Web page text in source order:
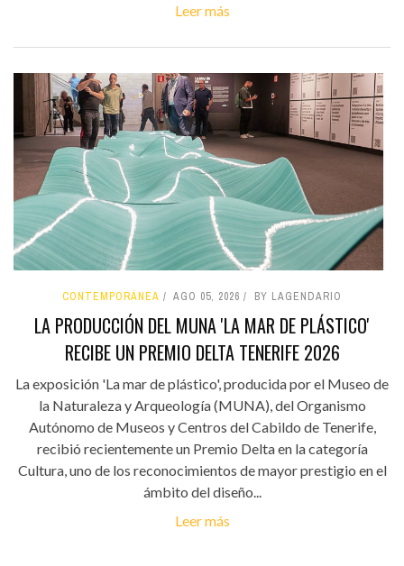
Leer más
CONTEMPORÁNEA AGO 05, 2026 BY LAGENDARIO
LA PRODUCCIÓN DEL MUNA 'LA MAR DE PLÁSTICO'
RECIBE UN PREMIO DELTA TENERIFE 2026
La exposición 'La mar de plástico', producida por el Museo de
la Naturaleza y Arqueología (MUNA), del Organismo
Autónomo de Museos y Centros del Cabildo de Tenerife,
recibió recientemente un Premio Delta en la categoría
Cultura, uno de los reconocimientos de mayor prestigio en el
ámbito del diseño...
Leer más